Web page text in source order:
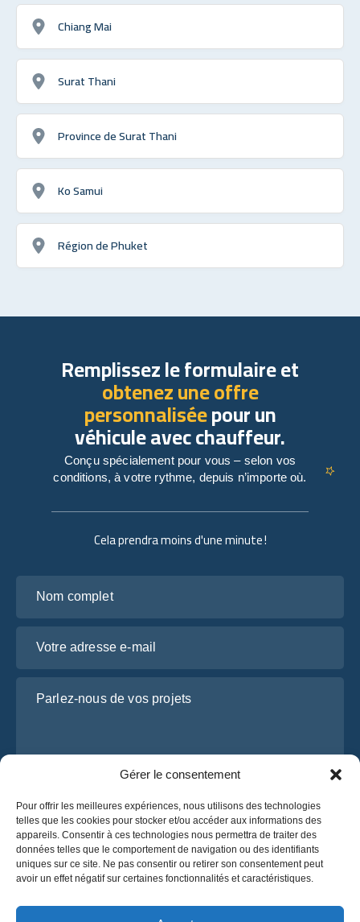
Gérer le consentement
Pour offrir les meilleures expériences, nous utilisons des technologies
telles que les cookies pour stocker et/ou accéder aux informations des
appareils. Consentir à ces technologies nous permettra de traiter des
données telles que le comportement de navigation ou des identifiants
uniques sur ce site. Ne pas consentir ou retirer son consentement peut
avoir un effet négatif sur certaines fonctionnalités et caractéristiques.
Chiang Mai
Surat Thani
Province de Surat Thani
Ko Samui
Région de Phuket
Cela prendra moins d'une minute !
J’ai lu et j’accepte lapolitique de confidentialité
d’OsaBus.
Obtenez un devis
Obtenez un devis
Remplissez le formulaire et
obtenez une offre
personnaliséepour un
véhicule avec chauffeur.
Conçu spécialement pour vous – selon vos
conditions, à votre rythme, depuis n’importe où.